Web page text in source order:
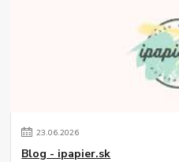
23.06.2026
Blog - ipapier.sk